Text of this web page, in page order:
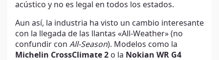
acústico y no es legal en todos los estados.
Aun así, la industria ha visto un cambio interesante
con la llegada de las llantas «All-Weather» (no
confundir con All-Season). Modelos como la
Michelin CrossClimate 2 o la Nokian WR G4